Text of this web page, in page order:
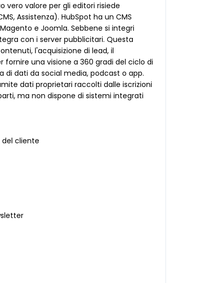
vero valore per gli editori risiede
Assistenza). HubSpot ha un CMS
e Joomla. Sebbene si integri
con i server pubblicitari. Questa
l'acquisizione di lead, il
una visione a 360 gradi del ciclo di
dati da social media, podcast o app.
dati proprietari raccolti dalle iscrizioni
ma non dispone di sistemi integrati
del cliente